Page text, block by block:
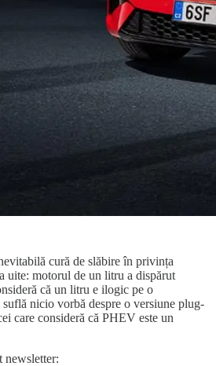
cură de slăbire în privința
uite: motorul de un litru a dispărut
că un litru e ilogic pe o
nicio vorbă despre o versiune plug-
care consideră că PHEV este un
newsletter: